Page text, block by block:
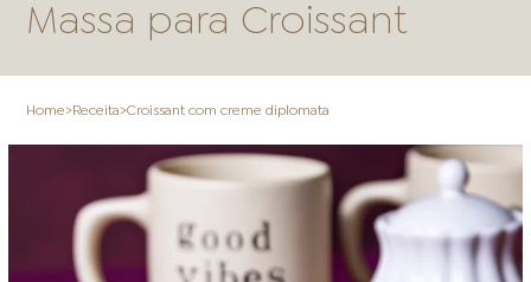
Massa para Croissant
Home>Receita>Croissant com creme diplomata